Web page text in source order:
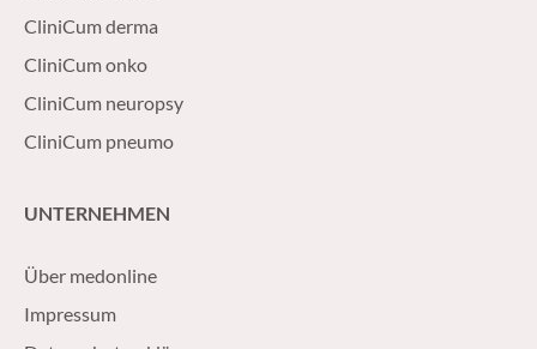
CliniCum derma
CliniCum onko
CliniCum neuropsy
CliniCum pneumo
UNTERNEHMEN
Über medonline
Impressum